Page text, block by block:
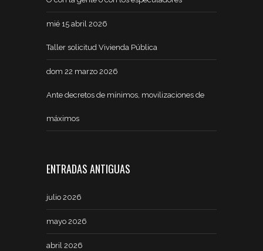
mié 15 abril 2026
Taller solicitud Vivienda Pública
dom 22 marzo 2026
Ante decretos de mínimos, movilizaciones de
máximos
ENTRADAS ANTIGUAS
julio 2026
mayo 2026
abril 2026